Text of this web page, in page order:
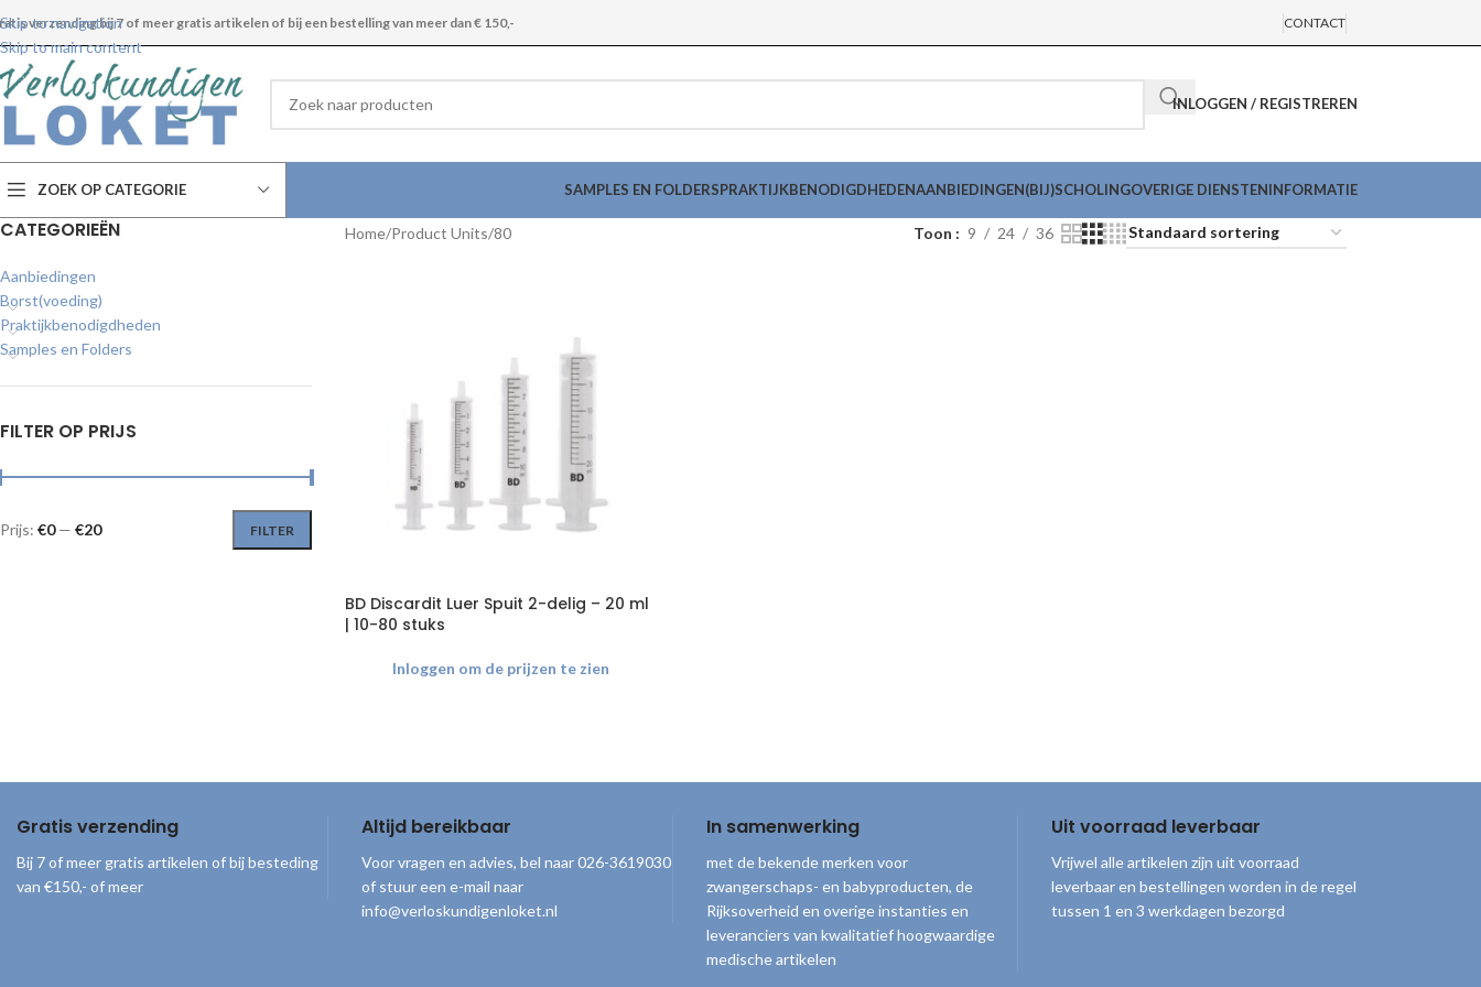
Skip to navigation
Skip to main content
verzending bij 7 of meer gratis artikelen of bij een bestelling van meer dan € 150,- CONTACT
INLOGGEN / REGISTREREN
ZOEK OP CATEGORIE SAMPLES EN FOLDERSPRAKTIJKBENODIGDHEDENAANBIEDINGEN(BIJ)SCHOLINGOVERIGE DIENSTENINFORMATIE
CATEGORIEËN
Aanbiedingen
Borst(voeding)
Praktijkbenodigdheden
Samples en Folders
FILTER OP PRIJS
FILTER
Prijs: €0— €20
Home Product Units 80 Toon 9 24 36
BD Discardit Luer Spuit 2-delig – 20 ml
| 10-80 stuks
Inloggen om de prijzen te zien
Gratis verzending
Bij 7 of meer gratis artikelen of bij besteding
van €150,- of meer
Altijd bereikbaar
Voor vragen en advies, bel naar 026-3619030
of stuur een e-mail naar
info@verloskundigenloket.nl
In samenwerking
met de bekende merken voor
zwangerschaps- en babyproducten, de
Rijksoverheid en overige instanties en
leveranciers van kwalitatief hoogwaardige
medische artikelen
Uit voorraad leverbaar
Vrijwel alle artikelen zijn uit voorraad
leverbaar en bestellingen worden in de regel
tussen 1 en 3 werkdagen bezorgd